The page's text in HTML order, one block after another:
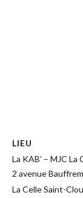
LIEU
La KAB’ – MJC
2 avenue
La Celle Saint-